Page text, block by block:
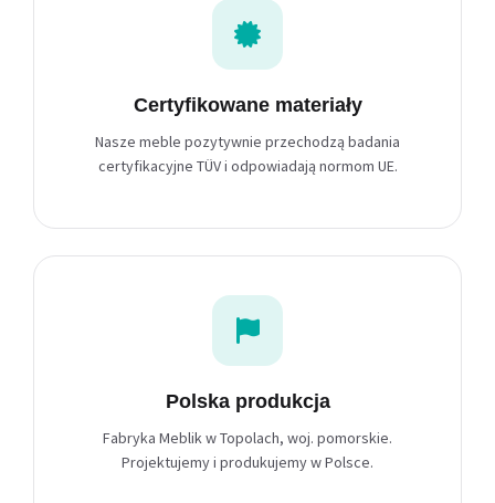
Certyfikowane materiały
Nasze meble pozytywnie przechodzą badania
certyfikacyjne TÜV i odpowiadają normom UE.
Polska produkcja
Fabryka Meblik w Topolach, woj. pomorskie.
Projektujemy i produkujemy w Polsce.